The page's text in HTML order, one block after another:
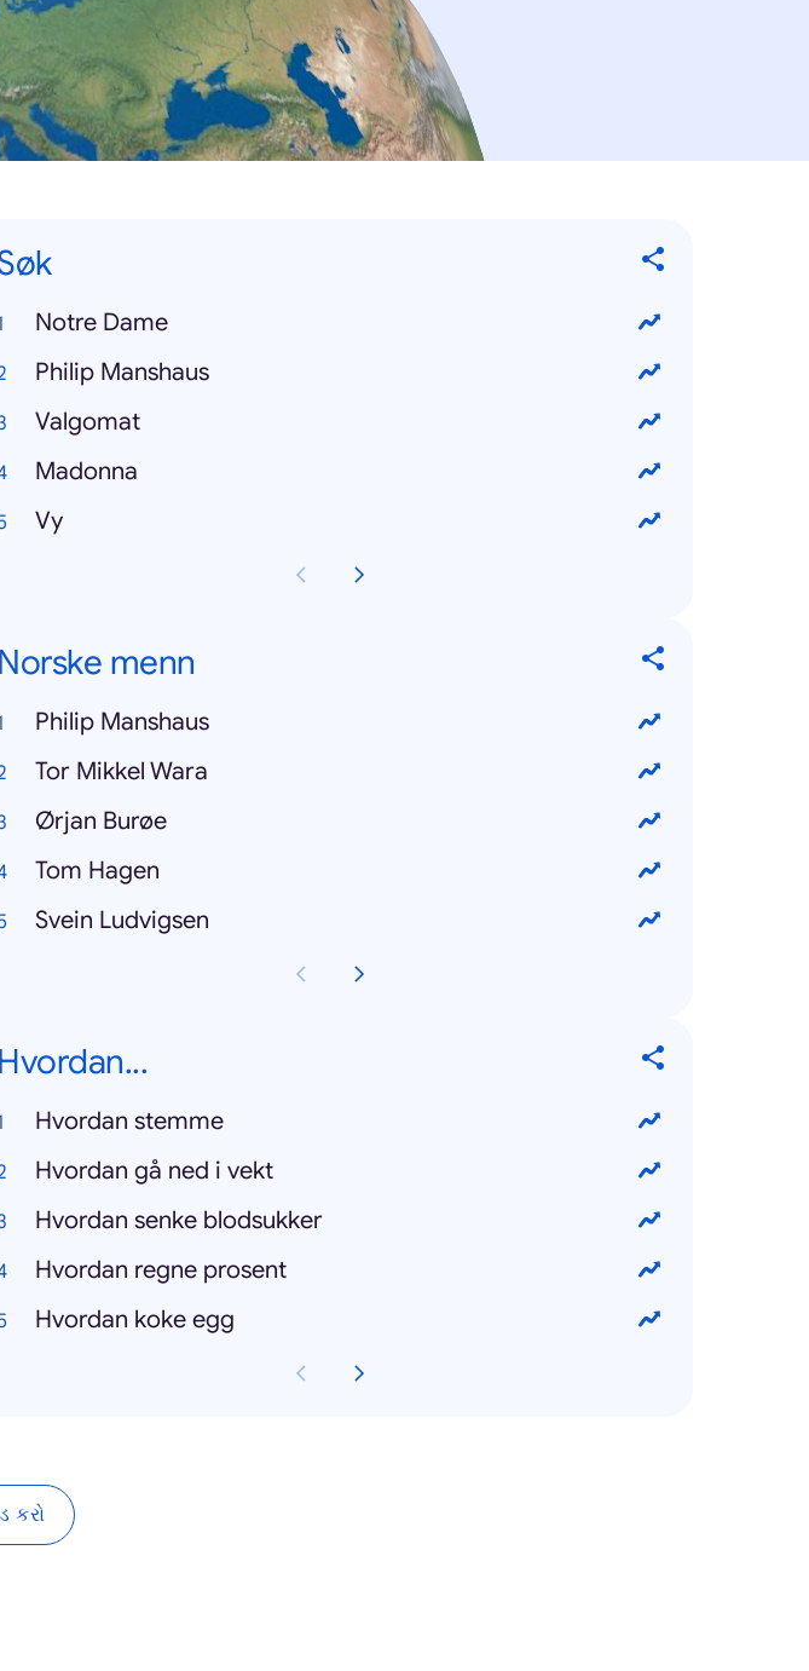
Notre Dame
Philip Manshaus
Valgomat
Madonna
Vy
Norske menn
Philip Manshaus
Tor Mikkel Wara
Ørjan Burøe
Tom Hagen
Svein Ludvigsen
Hvordan...
Hvordan stemme
Hvordan gå ned i vekt
Hvordan senke blodsukker
Hvordan regne prosent
Hvordan koke egg
કરો